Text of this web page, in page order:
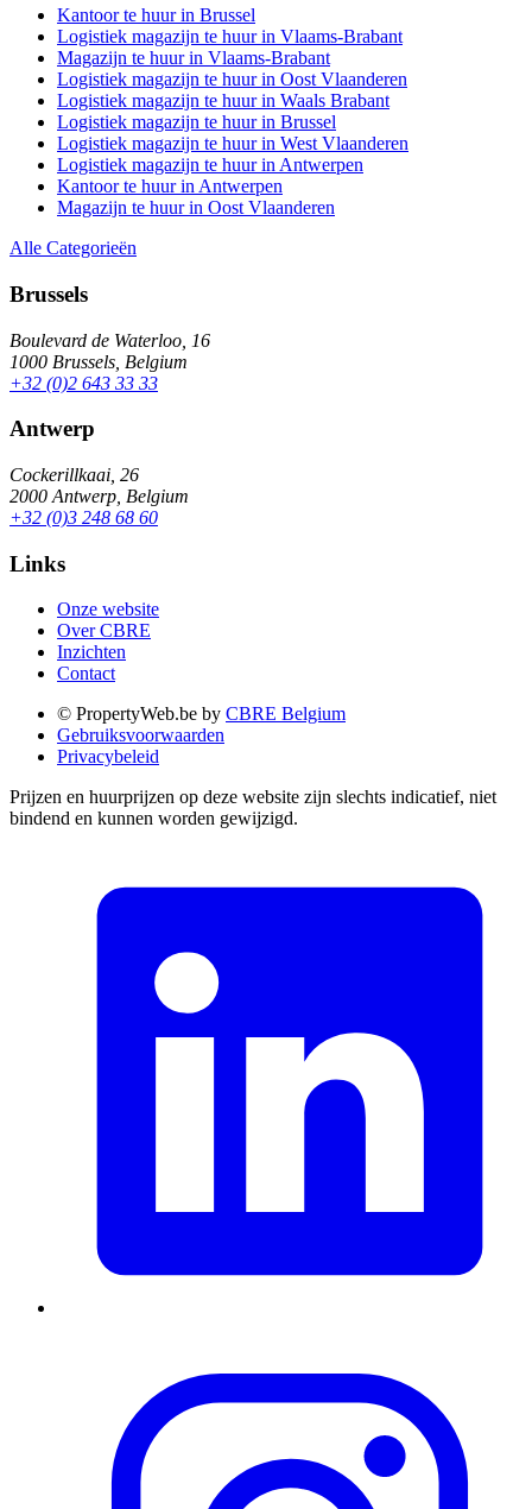
Kantoor te huur in Brussel
Logistiek magazijn te huur in Vlaams-Brabant
Magazijn te huur in Vlaams-Brabant
Logistiek magazijn te huur in Oost Vlaanderen
Logistiek magazijn te huur in Waals Brabant
Logistiek magazijn te huur in Brussel
Logistiek magazijn te huur in West Vlaanderen
Logistiek magazijn te huur in Antwerpen
Kantoor te huur in Antwerpen
Magazijn te huur in Oost Vlaanderen
Alle Categorieën
Brussels
Boulevard de Waterloo, 16
1000 Brussels, Belgium
+32 (0)2 643 33 33
Antwerp
Cockerillkaai, 26
2000 Antwerp, Belgium
+32 (0)3 248 68 60
Links
Onze website
Over CBRE
Inzichten
Contact
© PropertyWeb.be by CBRE Belgium
Gebruiksvoorwaarden
Privacybeleid
Prijzen en huurprijzen op deze website zijn slechts indicatief, niet
bindend en kunnen worden gewijzigd.